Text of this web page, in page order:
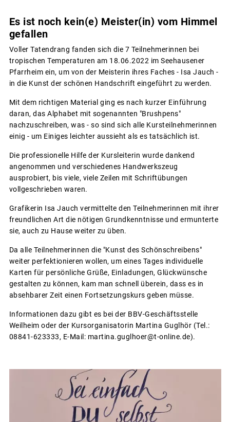
Es ist noch kein(e) Meister(in) vom Himmel
gefallen
Voller Tatendrang fanden sich die 7 Teilnehmerinnen bei
tropischen Temperaturen am 18.06.2022 im Seehausener
Pfarrheim ein, um von der Meisterin ihres Faches - Isa Jauch -
in die Kunst der schönen Handschrift eingeführt zu werden.
Mit dem richtigen Material ging es nach kurzer Einführung
daran, das Alphabet mit sogenannten "Brushpens"
nachzuschreiben, was - so sind sich alle Kursteilnehmerinnen
einig - um Einiges leichter aussieht als es tatsächlich ist.
Die professionelle Hilfe der Kursleiterin wurde dankend
angenommen und verschiedenes Handwerkszeug
ausprobiert, bis viele, viele Zeilen mit Schriftübungen
vollgeschrieben waren.
Grafikerin Isa Jauch vermittelte den Teilnehmerinnen mit ihrer
freundlichen Art die nötigen Grundkenntnisse und ermunterte
sie, auch zu Hause weiter zu üben.
Da alle Teilnehmerinnen die "Kunst des Schönschreibens"
weiter perfektionieren wollen, um eines Tages individuelle
Karten für persönliche Grüße, Einladungen, Glückwünsche
gestalten zu können, kam man schnell überein, dass es in
absehbarer Zeit einen Fortsetzungskurs geben müsse.
Informationen dazu gibt es bei der BBV-Geschäftsstelle
Weilheim oder der Kursorganisatorin Martina Guglhör (Tel.:
08841-623333, E-Mail: martina.guglhoer@t-online.de).